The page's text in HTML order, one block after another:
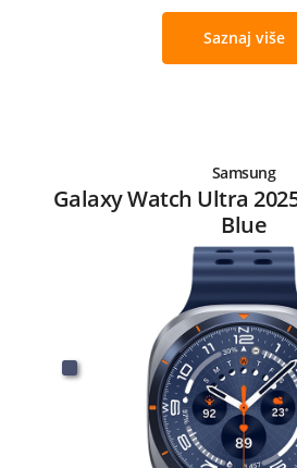
Saznaj više
Samsung
Galaxy Watch Ultra
Blue